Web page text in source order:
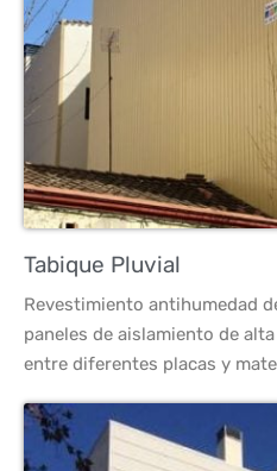
Tabique Pluvial
Revestimiento antihumedad
paneles de aislamiento de
entre diferentes placas y